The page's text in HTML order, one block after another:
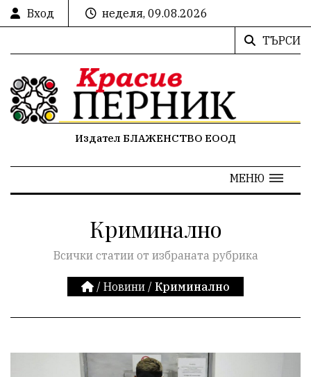
Вход
неделя, 09.08.2026
ТЪРСИ
Издател БЛАЖЕНСТВО ЕООД
МЕНЮ
Криминално
Всички статии от избраната рубрика
/ Новини / Криминално